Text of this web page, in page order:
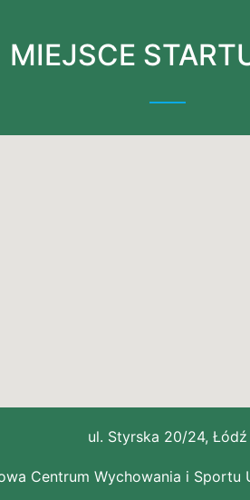
MIEJSCE
ul. Styrska 20/24, Łódź
Centrum Wychowania i Sportu